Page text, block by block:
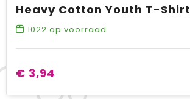
Heavy Cotton Youth T-Shirt
1022 op voorraad
€ 3,94